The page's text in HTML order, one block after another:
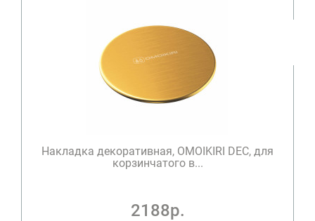
Накладка декоративная, OMOIKIRI DEC, для
корзинчатого в...
2188р.